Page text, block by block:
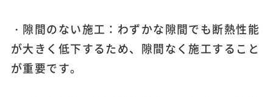
・隙間のない施工：わずかな隙間でも断熱性能
が大きく低下するため、隙間なく施工すること
が重要です。